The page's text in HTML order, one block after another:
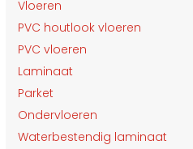
Vloeren
PVC houtlook vloeren
PVC vloeren
Laminaat
Parket
Ondervloeren
Waterbestendig laminaat